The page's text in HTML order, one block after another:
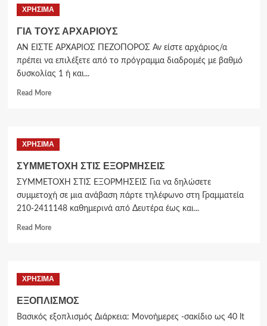
ΧΡΗΣΙΜΑ
ΓΙΑ ΤΟΥΣ ΑΡΧΑΡΙΟΥΣ
ΑΝ ΕΙΣΤΕ ΑΡΧΑΡΙΟΣ ΠΕΖΟΠΟΡΟΣ Αν είστε αρχάριος/α
πρέπει να επιλέξετε από το πρόγραμμα διαδρομές με βαθμό
δυσκολίας 1 ή και...
Read More
ΧΡΗΣΙΜΑ
ΣΥΜΜΕΤΟΧΗ ΣΤΙΣ ΕΞΟΡΜΗΣΕΙΣ
ΣΥΜΜΕΤΟΧΗ ΣΤΙΣ ΕΞΟΡΜΗΣΕΙΣ Για να δηλώσετε
συμμετοχή σε μια ανάβαση πάρτε τηλέφωνο στη Γραμματεία
210-2411148 καθημερινά από Δευτέρα έως και...
Read More
ΧΡΗΣΙΜΑ
ΕΞΟΠΛΙΣΜΟΣ
Βασικός εξοπλισμός Διάρκεια: Μονοήμερες -σακίδιο ως 40 lt